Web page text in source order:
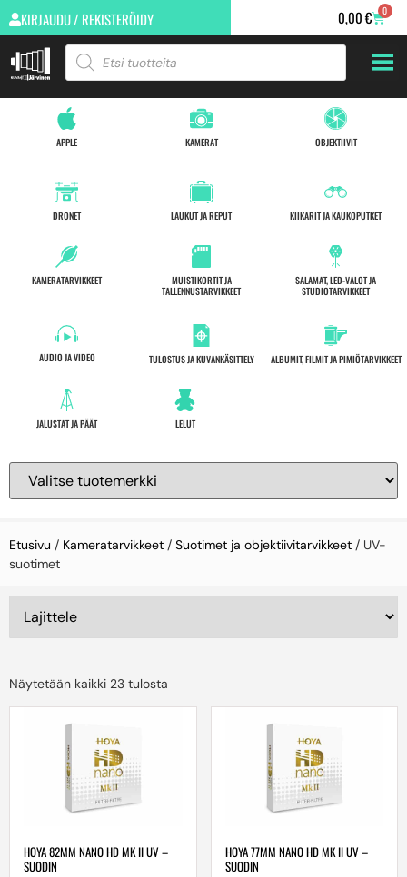
KIRJAUDU / REKISTERÖIDY 0,00€ 0
APPLE
DRONET
KAMERAT
LAUKUT JA REPUT
OBJEKTIIVIT
KIIKARIT JA KAUKOPUTKET
KAMERATARVIKKEET
AUDIO JA VIDEO
MUISTIKORTIT JA
TALLENNUSTARVIKKEET
TULOSTUS JA KUVANKÄSITTELY
SALAMAT, LED-VALOT JA
STUDIOTARVIKKEET
ALBUMIT, FILMIT JA PIMIÖTARVIKKEET
JALUSTAT JA PÄÄT LELUT
Etusivu / Kameratarvikkeet / Suotimet ja objektiivitarvikkeet / UV-
suotimet
Näytetään kaikki 23 tulosta
HOYA 82MM NANO HD MK II UV –
SUODIN
HOYA 77MM NANO HD MK II UV –
SUODIN